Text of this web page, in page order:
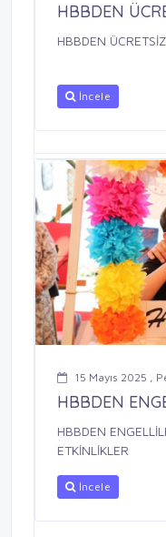
HBBDEN
HBBDEN
İncele
15 Mayıs 2025 ,
HBBDEN
HBBDEN
ETKİNLİKLER
İncele